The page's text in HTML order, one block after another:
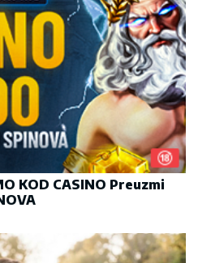
KOD CASINO Preuzmi